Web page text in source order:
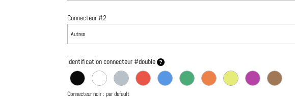
Connecteur #2
Identification connecteur #double
Connecteur noir : par default